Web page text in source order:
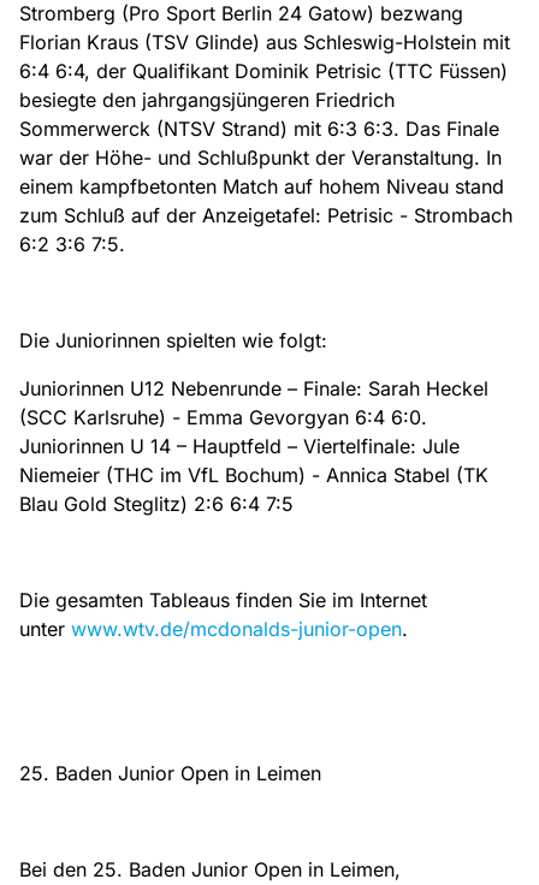
Stromberg (Pro Sport Berlin 24 Gatow) bezwang
Florian Kraus (TSV Glinde) aus Schleswig-Holstein mit
6:4 6:4, der Qualifikant Dominik Petrisic (TTC Füssen)
besiegte den jahrgangsjüngeren Friedrich
Sommerwerck (NTSV Strand) mit 6:3 6:3. Das Finale
war der Höhe- und Schlußpunkt der Veranstaltung. In
einem kampfbetonten Match auf hohem Niveau stand
zum Schluß auf der Anzeigetafel: Petrisic - Strombach
6:2 3:6 7:5.
Die Juniorinnen spielten wie folgt:
Juniorinnen U12 Nebenrunde – Finale: Sarah Heckel
(SCC Karlsruhe) - Emma Gevorgyan 6:4 6:0.
Juniorinnen U 14 – Hauptfeld – Viertelfinale: Jule
Niemeier (THC im VfL Bochum) - Annica Stabel (TK
Blau Gold Steglitz) 2:6 6:4 7:5
Die gesamten Tableaus finden Sie im Internet
unter www.wtv.de/mcdonalds-junior-open.
25. Baden Junior Open in Leimen
Bei den 25. Baden Junior Open in Leimen,